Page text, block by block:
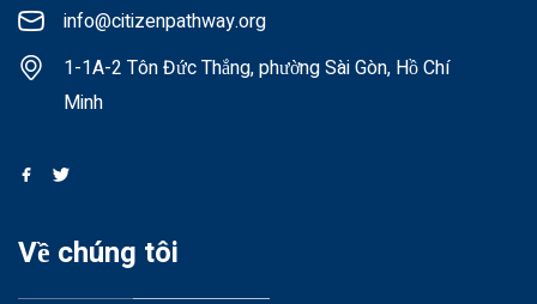
info@citizenpathway.org
1-1A-2 Tôn Đức Thắng, phường Sài Gòn, Hồ Chí
Minh
Về chúng tôi